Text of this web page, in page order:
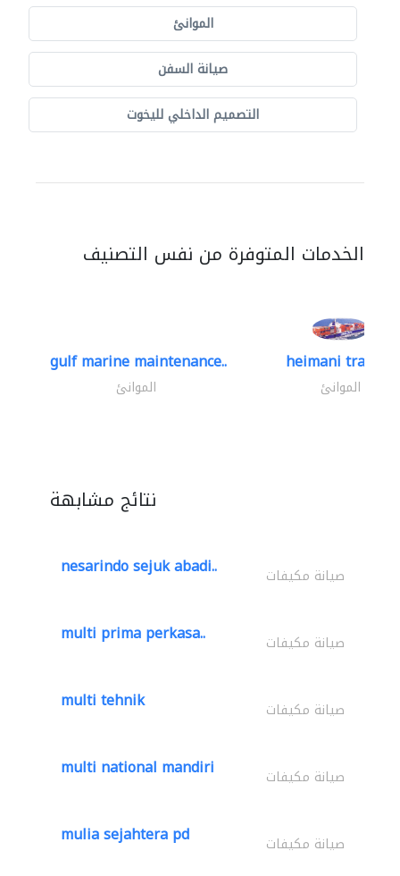
الموانئ
صيانة السفن
التصميم الداخلي لليخوت
الخدمات المتوفرة من نفس التصنيف
gulf marine maintenance..
الموانئ
heimani trading
الموانئ
نتائج مشابهة
nesarindo sejuk abadi.. صيانة مكيفات
multi prima perkasa.. صيانة مكيفات
multi tehnik صيانة مكيفات
multi national mandiri صيانة مكيفات
mulia sejahtera pd صيانة مكيفات